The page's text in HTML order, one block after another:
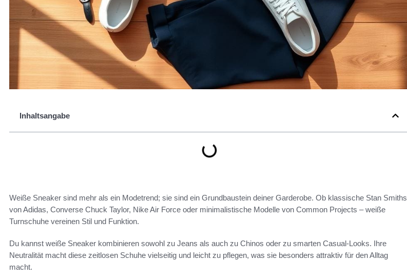
Inhaltsangabe
Weiße Sneaker sind mehr als ein Modetrend; sie sind ein Grundbaustein deiner Garderobe. Ob klassische Stan Smiths
von Adidas, Converse Chuck Taylor, Nike Air Force oder minimalistische Modelle von Common Projects – weiße
Turnschuhe vereinen Stil und Funktion.
Du kannst weiße Sneaker kombinieren sowohl zu Jeans als auch zu Chinos oder zu smarten Casual-Looks. Ihre
Neutralität macht diese zeitlosen Schuhe vielseitig und leicht zu pflegen, was sie besonders attraktiv für den Alltag
macht.